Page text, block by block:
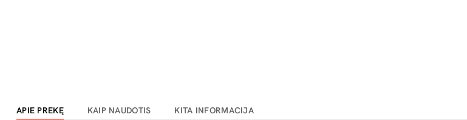
APIE PREKĘ KAIP NAUDOTIS KITA INFORMACIJA